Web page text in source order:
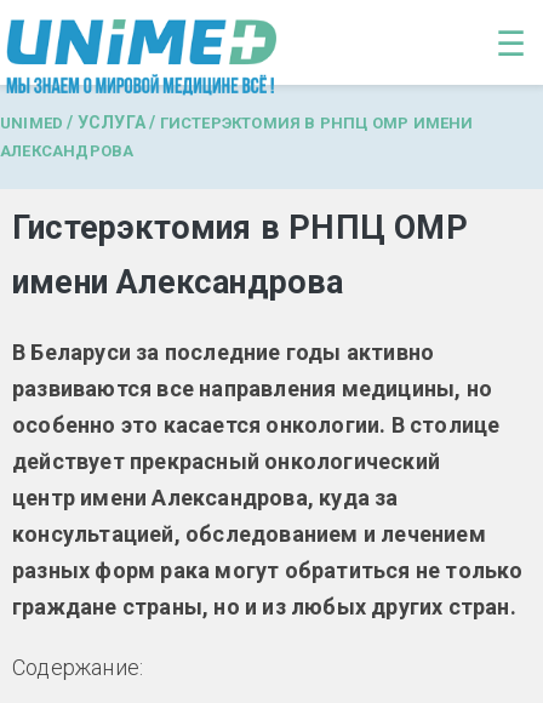
Перейти к основному содержанию
☰
UNIMED / УСЛУГА / ГИСТЕРЭКТОМИЯ В РНПЦ ОМР ИМЕНИ
АЛЕКСАНДРОВА
Гистерэктомия в РНПЦ ОМР
имени Александрова
В Беларуси за последние годы активно
развиваются все направления медицины, но
особенно это касается онкологии. В столице
действует прекрасный онкологический
центр имени Александрова, куда за
консультацией, обследованием и лечением
разных форм рака могут обратиться не только
граждане страны, но и из любых других стран.
Содержание: